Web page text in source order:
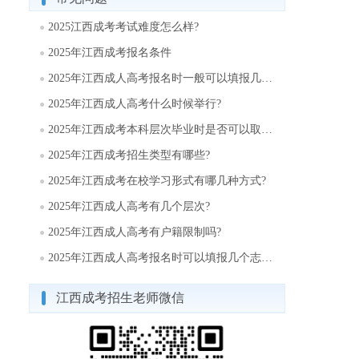
2025江西成考考试难度怎么样?
2025年江西成考报名条件
2025年江西成人高考报名时一般可以填报几个志愿?
2025年江西成人高考什么时候举行?
2025年江西成考本科层次毕业时是否可以取得学士学位?
2025年江西成考招生类型有哪些?
2025年江西成考在校学习形式有哪几种方式?
2025年江西成人高考有几个层次?
2025年江西成人高考有户籍限制吗?
2025年江西成人高考报名时可以填报几个志愿?
江西成考招生老师微信